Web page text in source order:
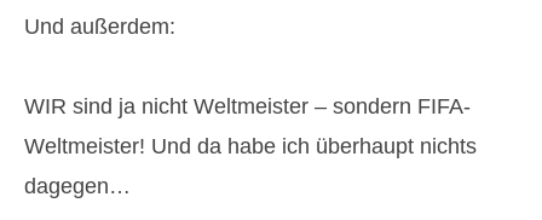
Und außerdem:
WIR sind ja nicht Weltmeister – sondern FIFA-
Weltmeister! Und da habe ich überhaupt nichts
dagegen…